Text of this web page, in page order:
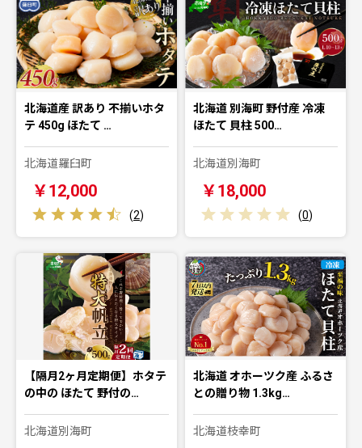
北海道産 訳あり 不揃いホタ
テ 450g ほたて …
北海道羅臼町
￥12,000
(2)
北海道 別海町 野付産 冷凍
ほたて 貝柱 500…
北海道別海町
￥18,000
(0)
【隔月2ヶ月定期便】ホタテ
の中の ほたて 野付の…
北海道別海町
北海道 オホーツク産 ふるさ
との贈り物 1.3kg…
北海道枝幸町